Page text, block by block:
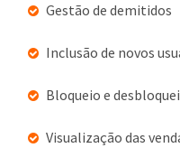
Gestão de demitidos
Inclusão de novos
Bloqueio e
Visualização das